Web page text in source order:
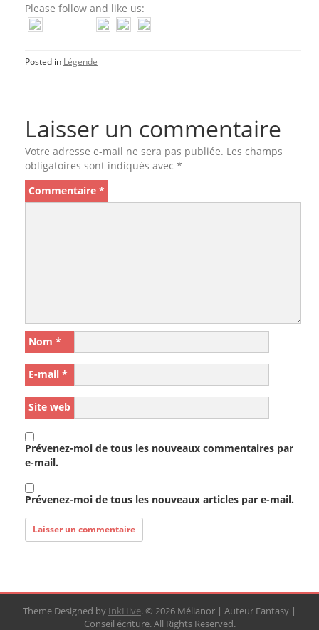
Please follow and like us:
Posted in Légende
Laisser un commentaire
Votre adresse e-mail ne sera pas publiée. Les champs
obligatoires sont indiqués avec *
Commentaire *
Nom *
E-mail *
Site web
Prévenez-moi de tous les nouveaux commentaires par
e-mail.
Prévenez-moi de tous les nouveaux articles par e-mail.
Theme Designed by InkHive.© 2026 Mélianor | Auteur Fantasy |
Conseil écriture. All Rights Reserved.